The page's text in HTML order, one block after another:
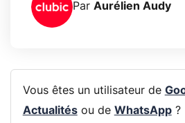
Par Aurélien Audy
Vous êtes un utilisateur de
Actualitésou de WhatsApp?